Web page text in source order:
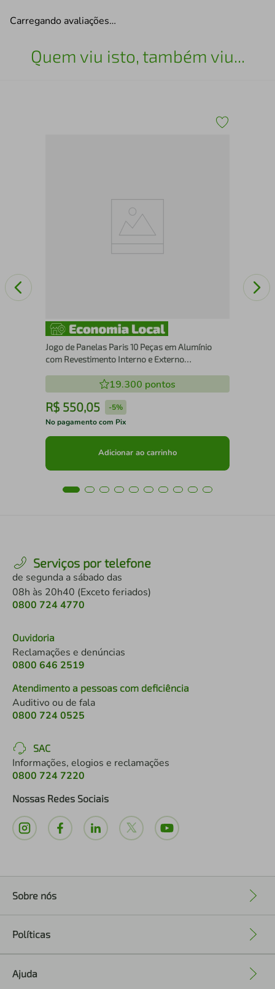
Carregando avaliações…
Quem viu isto, também viu...
Jogo de Panelas Paris 10 Peças em Alumínio
com Revestimento Interno e Externo
19.300 pontos
R$ 550,05 -5%
No pagamento com Pix
Adicionar ao carrinho
Serviços por telefone
de segunda a sábado das
08h às 20h40 (Exceto feriados)
0800 724 4770
Ouvidoria
Reclamações e denúncias
0800 646 2519
Atendimento a pessoas com deficiência
Auditivo ou de fala
0800 724 0525
SAC
Informações, elogios e reclamações
0800 724 7220
Nossas Redes Sociais
Sobre nós
Políticas
Ajuda